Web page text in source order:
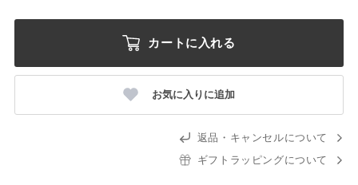
カートに入れる
お気に入りに追加
返品・キャンセルについて
ギフトラッピングについて